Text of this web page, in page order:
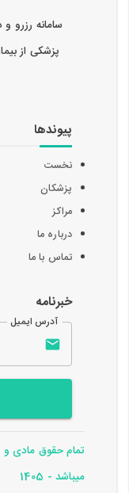
سامانه رزرو
پزشکی از
پیوندها
نخست
پزشکان
مراکز
درباره ما
تماس با ما
خبرنامه
آدرس ایمیل
تمام حقوق مادی و
میباشد - 1405